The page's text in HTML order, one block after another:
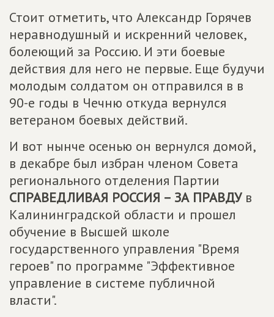
Стоит отметить, что Александр Горячев
неравнодушный и искренний человек,
болеющий за Россию. И эти боевые
действия для него не первые. Еще будучи
молодым солдатом он отправился в в
90-е годы в Чечню откуда вернулся
ветераном боевых действий.
И вот нынче осенью он вернулся домой,
в декабре был избран членом Совета
регионального отделения Партии
СПРАВЕДЛИВАЯ РОССИЯ – ЗА ПРАВДУв
Калининградской области и прошел
обучение в Высшей школе
государственного управления "Время
героев" по программе "Эффективное
управление в системе публичной
власти".